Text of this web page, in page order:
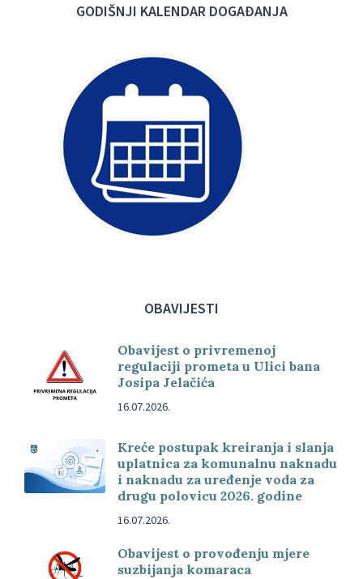
GODIŠNJI KALENDAR DOGAĐANJA
OBAVIJESTI
Obavijest o privremenoj
regulaciji prometa u Ulici bana
Josipa Jelačića
16.07.2026.
Kreće postupak kreiranja i slanja
uplatnica za komunalnu naknadu
i naknadu za uređenje voda za
drugu polovicu 2026. godine
16.07.2026.
Obavijest o provođenju mjere
suzbijanja komaraca